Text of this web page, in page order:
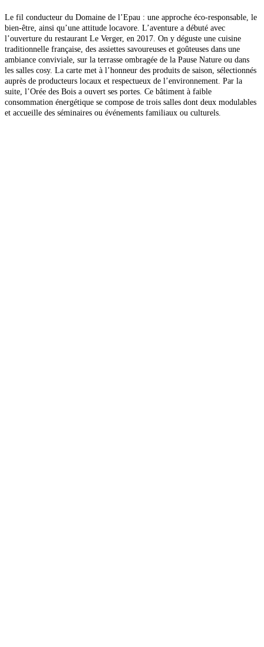
Le fil conducteur du Domaine de l’Epau : une approche éco-responsable, le
bien-être, ainsi qu’une attitude locavore. L’aventure a débuté avec
l’ouverture du restaurant Le Verger, en 2017. On y déguste une cuisine
traditionnelle française, des assiettes savoureuses et goûteuses dans une
ambiance conviviale, sur la terrasse ombragée de la Pause Nature ou dans
les salles cosy. La carte met à l’honneur des produits de saison, sélectionnés
auprès de producteurs locaux et respectueux de l’environnement. Par la
suite, l’Orée des Bois a ouvert ses portes. Ce bâtiment à faible
consommation énergétique se compose de trois salles dont deux modulables
et accueille des séminaires ou événements familiaux ou culturels.